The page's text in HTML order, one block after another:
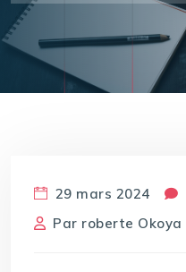
29 mars 2024
Par roberte Okoya